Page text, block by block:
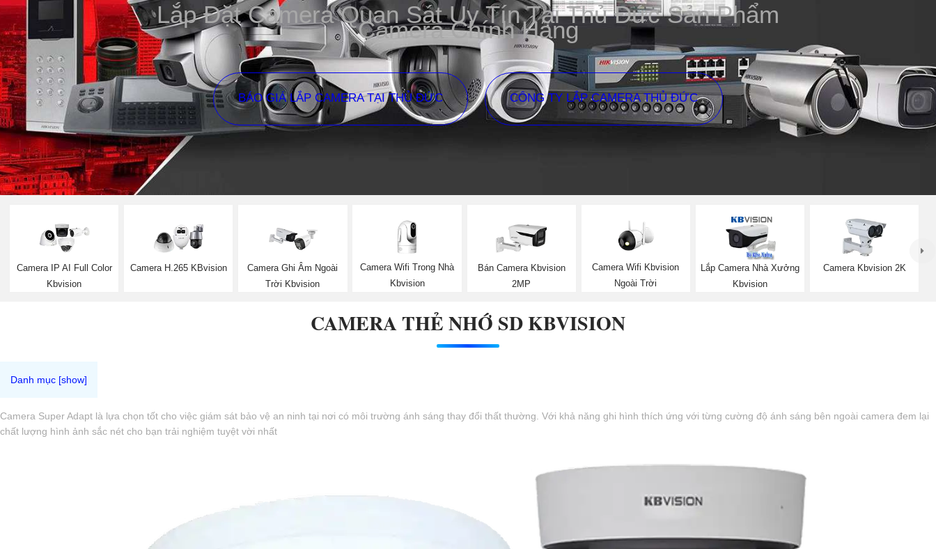
Lắp Đặt Camera Quan Sát Uy Tín Tại Thủ Đức Sản Phẩm
Camera Chính Hãng
BÁO GIÁ LẮP CAMERA TẠI THỦ ĐỨC CÔNG TY LẮP CAMERA THỦ ĐỨC
Camera IP AI Full Color
Kbvision
Camera H.265 KBvision
Camera Ghi Âm Ngoài
Trời Kbvision
Camera Wifi Trong Nhà
Kbvision
Bán Camera Kbvision
2MP
Camera Wifi Kbvision
Ngoài Trời
Lắp Camera Nhà Xưởng
Kbvision
Camera Kbvision 2K
CAMERA THẺ NHỚ SD KBVISION
Camera Super Adapt là lựa chọn tốt cho việc giám sát bảo vệ an ninh tại nơi có môi trường ánh sáng thay đổi thất thường. Với khả năng ghi hình thích ứng với từng cường độ ánh sáng bên ngoài camera đem lại
chất lượng hình ảnh sắc nét cho bạn trải nghiệm tuyệt vời nhất